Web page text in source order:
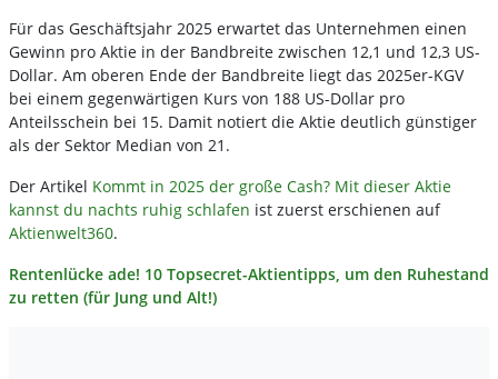
Für das Geschäftsjahr 2025 erwartet das Unternehmen einen
Gewinn pro Aktie in der Bandbreite zwischen 12,1 und 12,3 US-
Dollar. Am oberen Ende der Bandbreite liegt das 2025er-KGV
bei einem gegenwärtigen Kurs von 188 US-Dollar pro
Anteilsschein bei 15. Damit notiert die Aktie deutlich günstiger
als der Sektor Median von 21.
Der Artikel Kommt in 2025 der große Cash? Mit dieser Aktie
kannst du nachts ruhig schlafen ist zuerst erschienen auf
Aktienwelt360.
Rentenlücke ade! 10 Topsecret-Aktientipps, um den Ruhestand
zu retten (für Jung und Alt!)